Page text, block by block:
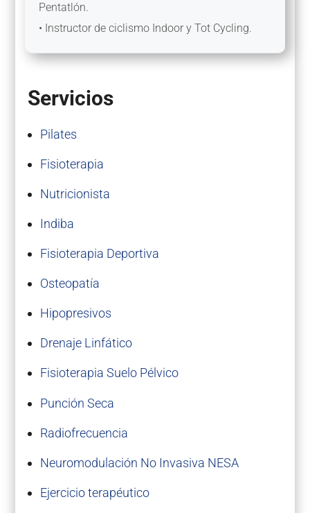
Pentatlón.
• Instructor de ciclismo Indoor y Tot Cycling.
Servicios
Pilates
Fisioterapia
Nutricionista
Indiba
Fisioterapia Deportiva
Osteopatía
Hipopresivos
Drenaje Linfático
Fisioterapia Suelo Pélvico
Punción Seca
Radiofrecuencia
Neuromodulación No Invasiva NESA
Ejercicio terapéutico